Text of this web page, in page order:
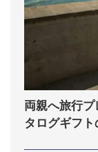
両親へ旅行
タログギフ